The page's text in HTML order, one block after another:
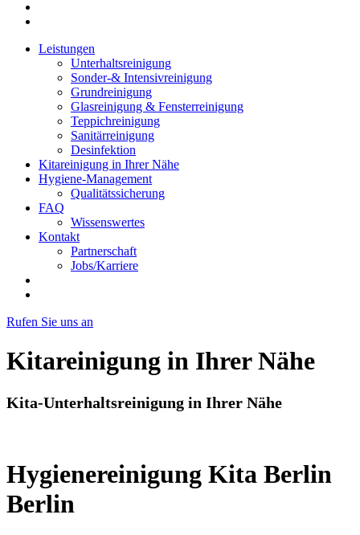
Leistungen
Unterhaltsreinigung
Sonder-& Intensivreinigung
Grundreinigung
Glasreinigung & Fensterreinigung
Teppichreinigung
Sanitärreinigung
Desinfektion
Kitareinigung in Ihrer Nähe
Hygiene-Management
Qualitätssicherung
FAQ
Wissenswertes
Kontakt
Partnerschaft
Jobs/Karriere
Rufen Sie uns an
Kitareinigung in Ihrer Nähe
Kita-Unterhaltsreinigung in Ihrer Nähe
Hygienereinigung Kita Berlin
Berlin